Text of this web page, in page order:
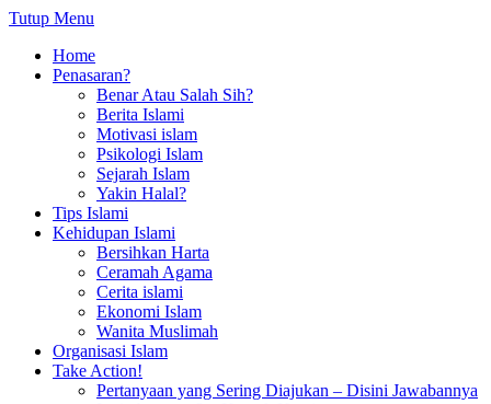
Tutup Menu
Home
Penasaran?
Benar Atau Salah Sih?
Berita Islami
Motivasi islam
Psikologi Islam
Sejarah Islam
Yakin Halal?
Tips Islami
Kehidupan Islami
Bersihkan Harta
Ceramah Agama
Cerita islami
Ekonomi Islam
Wanita Muslimah
Organisasi Islam
Take Action!
Pertanyaan yang Sering Diajukan – Disini Jawabannya